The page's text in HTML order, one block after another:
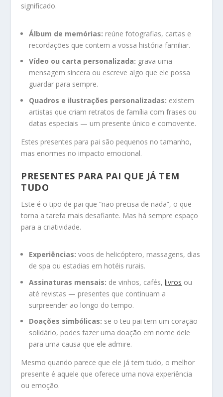
significado.
Álbum de memórias: reúne fotografias, cartas e
recordações que contem a vossa história familiar.
Vídeo ou carta personalizada: grava uma
mensagem sincera ou escreve algo que ele possa
guardar para sempre.
Quadros e ilustrações personalizadas: existem
artistas que criam retratos de família com frases ou
datas especiais — um presente único e comovente.
Estes presentes para pai são pequenos no tamanho,
mas enormes no impacto emocional.
PRESENTES PARA PAI QUE JÁ TEM
TUDO
Este é o tipo de pai que “não precisa de nada”, o que
torna a tarefa mais desafiante. Mas há sempre espaço
para a criatividade.
Experiências: voos de helicóptero, massagens, dias
de spa ou estadias em hotéis rurais.
Assinaturas mensais: de vinhos, cafés,livros ou
até revistas — presentes que continuam a
surpreender ao longo do tempo.
Doações simbólicas: se o teu pai tem um coração
solidário, podes fazer uma doação em nome dele
para uma causa que ele admire.
Mesmo quando parece que ele já tem tudo, o melhor
presente é aquele que oferece uma nova experiência
ou emoção.